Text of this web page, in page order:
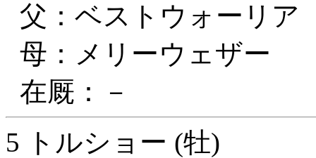
父：ベストウォーリア
母：メリーウェザー
在厩：－
5 トルショー (牡)